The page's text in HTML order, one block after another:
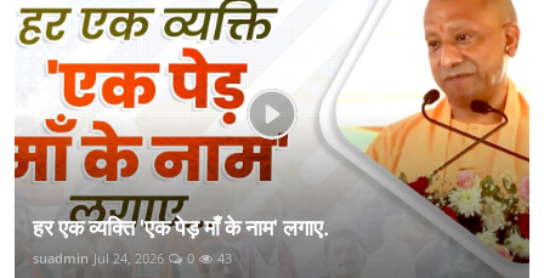
हर एक व्यक्ति 'एक पेड़ माँ के नाम' लगाए.
suadmin Jul 24, 2026 0 43